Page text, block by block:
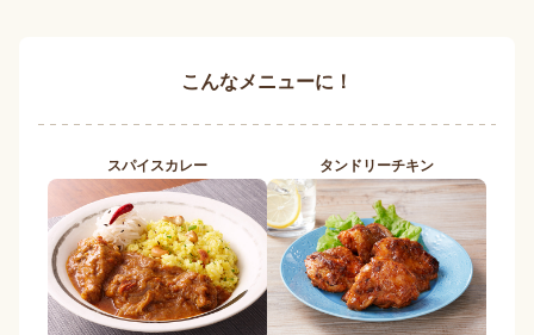
こんなメニューに！
スパイスカレー タンドリーチキン